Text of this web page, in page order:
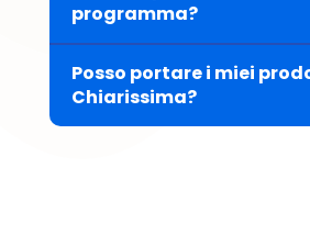
programma?
Posso portare i miei
Chiarissima?